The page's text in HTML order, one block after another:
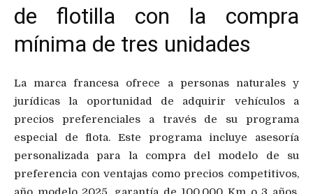
de flotilla con la compra
mínima de tres unidades
La marca francesa ofrece a personas naturales y
jurídicas la oportunidad de adquirir vehículos a
precios preferenciales a través de su programa
especial de flota. Este programa incluye asesoría
personalizada para la compra del modelo de su
preferencia con ventajas como precios competitivos,